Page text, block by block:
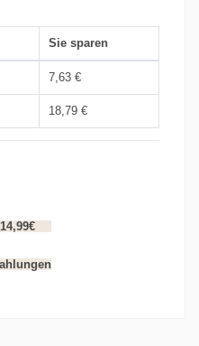
Sie sparen
7,63 €
18,79 €